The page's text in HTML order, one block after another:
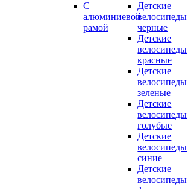
С
алюминиевой
рамой
Детские
велосипеды
черные
Детские
велосипеды
красные
Детские
велосипеды
зеленые
Детские
велосипеды
голубые
Детские
велосипеды
синие
Детские
велосипеды